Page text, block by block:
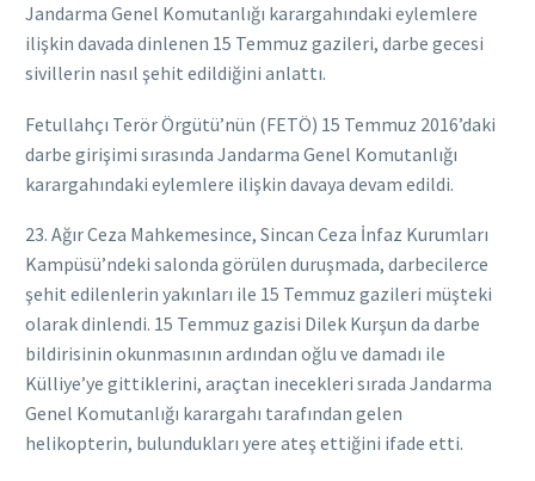
Jandarma Genel Komutanlığı karargahındaki eylemlere
ilişkin davada dinlenen 15 Temmuz gazileri, darbe gecesi
sivillerin nasıl şehit edildiğini anlattı.
Fetullahçı Terör Örgütü’nün (FETÖ) 15 Temmuz 2016’daki
darbe girişimi sırasında Jandarma Genel Komutanlığı
karargahındaki eylemlere ilişkin davaya devam edildi.
23. Ağır Ceza Mahkemesince, Sincan Ceza İnfaz Kurumları
Kampüsü’ndeki salonda görülen duruşmada, darbecilerce
şehit edilenlerin yakınları ile 15 Temmuz gazileri müşteki
olarak dinlendi. 15 Temmuz gazisi Dilek Kurşun da darbe
bildirisinin okunmasının ardından oğlu ve damadı ile
Külliye’ye gittiklerini, araçtan inecekleri sırada Jandarma
Genel Komutanlığı karargahı tarafından gelen
helikopterin, bulundukları yere ateş ettiğini ifade etti.